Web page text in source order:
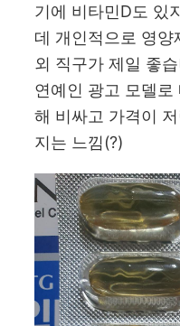
기에 비타민D도 있
데 개인적으로 영양
외 직구가 제일 좋
연예인 광고 모델로
해 비싸고 가격이
지는 느낌(?)